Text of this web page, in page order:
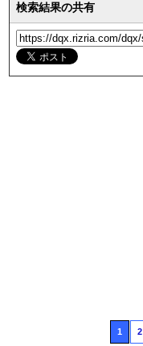
検索結果の共有
1 2